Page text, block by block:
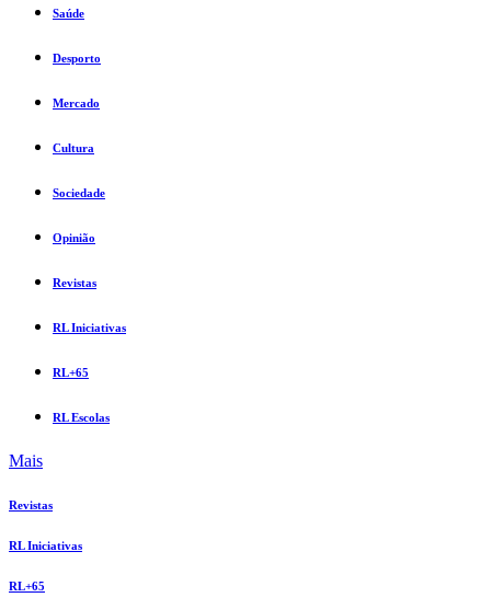
Saúde
Desporto
Mercado
Cultura
Sociedade
Opinião
Revistas
RL Iniciativas
RL+65
RL Escolas
Mais
Revistas
RL Iniciativas
RL+65